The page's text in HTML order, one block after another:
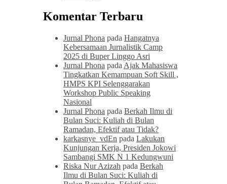
Komentar Terbaru
Jurnal Phona pada Hangatnya
Kebersamaan Jurnalistik Camp
2025 di Buper Linggo Asri
Jurnal Phona pada Ajak Mahasiswa
Tingkatkan Kemampuan Soft Skill ,
HMPS KPI Selenggarakan
Workshop Public Speaking
Nasional
Jurnal Phona pada Berkah Ilmu di
Bulan Suci: Kuliah di Bulan
Ramadan, Efektif atau Tidak?
karkasnye_vdEn pada Lakukan
Kunjungan Kerja, Presiden Jokowi
Sambangi SMK N 1 Kedungwuni
Riska Nur Azizah pada Berkah
Ilmu di Bulan Suci: Kuliah di